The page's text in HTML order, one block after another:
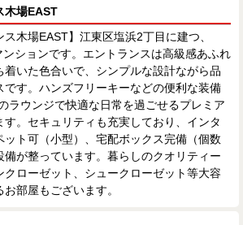
木場EAST
ス木場EAST】江東区塩浜2丁目に建つ、
ションです。エントランスは高級感あふれ
着いた色合いで、シンプルな設計ながら品
です。ハンズフリーキーなどの便利な装備
ラウンジで快適な日常を過ごせるプレミア
す。セキュリティも充実しており、インタ
ット可（小型）、宅配ボックス完備（個数
備が整っています。暮らしのクオリティー
クローゼット、シュークローゼット等大容
部屋もございます。